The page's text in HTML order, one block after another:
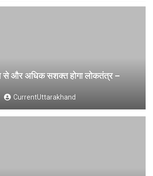
से और अधिक सशक्त होगा लोकतंत्र –
CurrentUttarakhand